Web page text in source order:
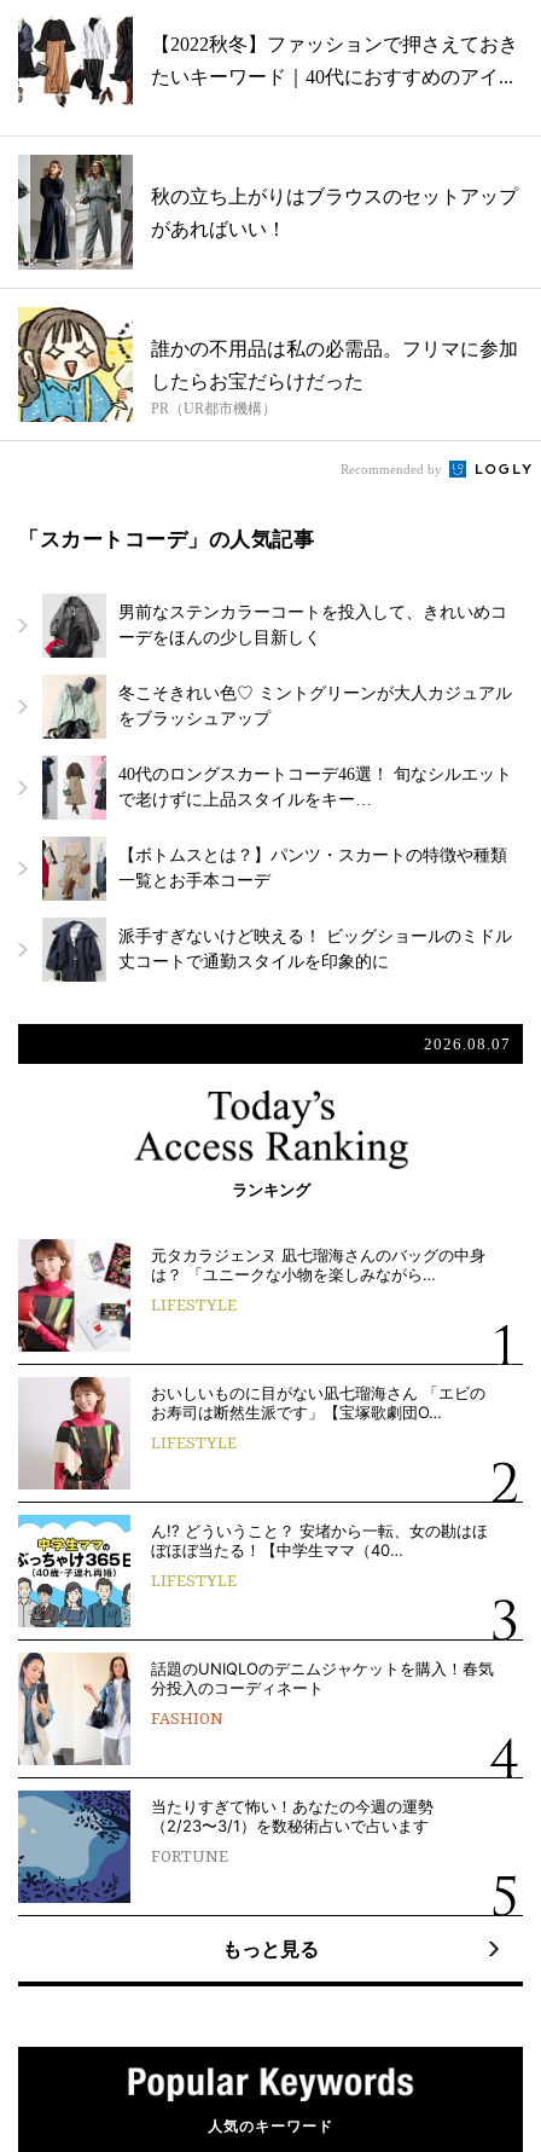
【2022秋冬】ファッションで押さえておき
たいキーワード｜40代におすすめのアイ...
秋の立ち上がりはブラウスのセットアップ
があればいい！
誰かの不用品は私の必需品。フリマに参加
したらお宝だらけだった
PR（UR都市機構）
Recommended by
「スカートコーデ」の人気記事
男前なステンカラーコートを投入して、きれいめコ
ーデをほんの少し目新しく
冬こそきれい色♡ ミントグリーンが大人カジュアル
をブラッシュアップ
40代のロングスカートコーデ46選！ 旬なシルエット
で老けずに上品スタイルをキー…
【ボトムスとは？】パンツ・スカートの特徴や種類
一覧とお手本コーデ
派手すぎないけど映える！ ビッグショールのミドル
丈コートで通勤スタイルを印象的に
2026.08.07
ランキング
元タカラジェンヌ 凪七瑠海さんのバッグの中身
は？ 「ユニークな小物を楽しみながら…
LIFESTYLE
おいしいものに目がない凪七瑠海さん 「エビの
お寿司は断然生派です」【宝塚歌劇団O…
LIFESTYLE
ん!? どういうこと？ 安堵から一転、女の勘はほ
ぼほぼ当たる！【中学生ママ（40…
LIFESTYLE
話題のUNIQLOのデニムジャケットを購入！春気
分投入のコーディネート
FASHION
当たりすぎて怖い！あなたの今週の運勢
（2/23〜3/1）を数秘術占いで占います
FORTUNE
もっと見る
人気のキーワード